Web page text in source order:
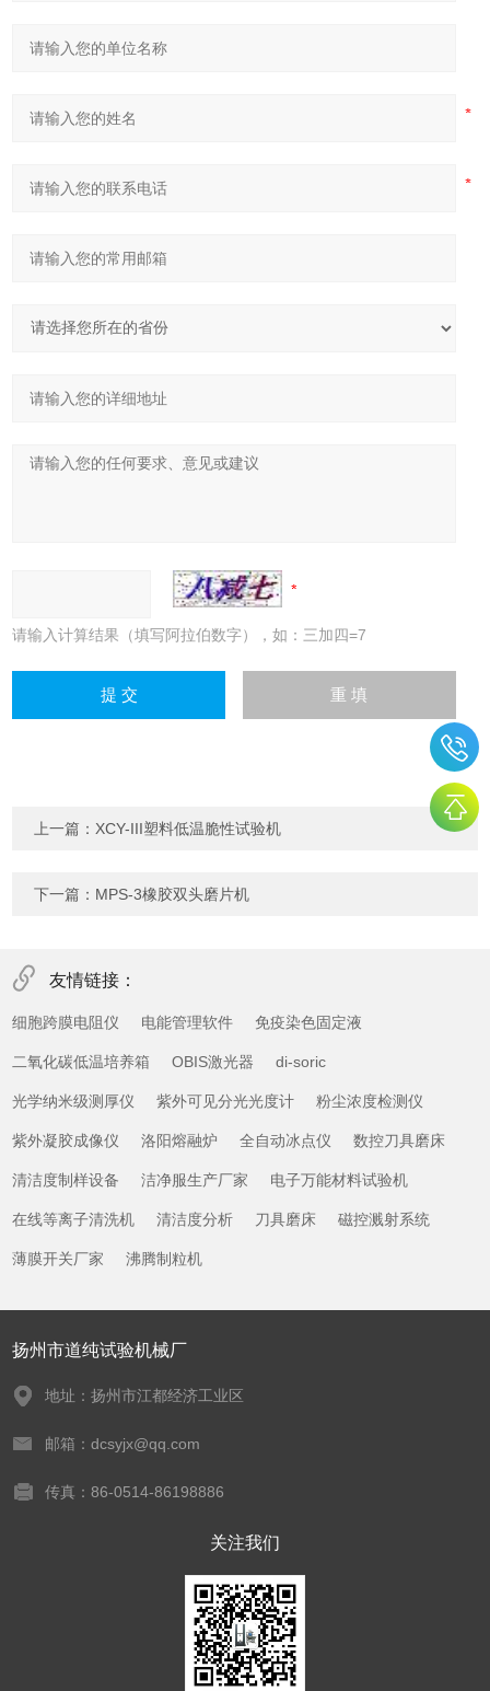
请输入计算结果（填写阿拉伯数字），如：三加四=7
上一篇： XCY-III塑料低温脆性试验机
下一篇： MPS-3橡胶双头磨片机
友情链接：
细胞跨膜电阻仪 电能管理软件 免疫染色固定液
二氧化碳低温培养箱 OBIS激光器 di-soric
光学纳米级测厚仪 紫外可见分光光度计 粉尘浓度检测仪
紫外凝胶成像仪 洛阳熔融炉 全自动冰点仪 数控刀具磨床
清洁度制样设备 洁净服生产厂家 电子万能材料试验机
在线等离子清洗机 清洁度分析 刀具磨床 磁控溅射系统
薄膜开关厂家 沸腾制粒机
扬州市道纯试验机械厂
地址：扬州市江都经济工业区
邮箱：dcsyjx@qq.com
传真：86-0514-86198886
关注我们